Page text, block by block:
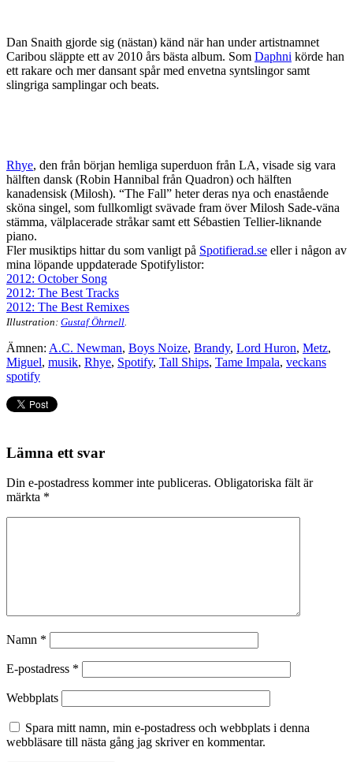
Dan Snaith gjorde sig (nästan) känd när han under artistnamnet
Caribou släppte ett av 2010 års bästa album. Som Daphni körde han
ett rakare och mer dansant spår med envetna syntslingor samt
slingriga samplingar och beats.
Rhye, den från början hemliga superduon från LA, visade sig vara
hälften dansk (Robin Hannibal från Quadron) och hälften
kanadensisk (Milosh). “The Fall” heter deras nya och enastående
sköna singel, som fullkomligt svävade fram över Milosh Sade-väna
stämma, välplacerade stråkar samt ett Sébastien Tellier-liknande
piano.
Fler musiktips hittar du som vanligt på Spotifierad.se eller i någon av
mina löpande uppdaterade Spotifylistor:
2012: October Song
2012: The Best Tracks
2012: The Best Remixes
Illustration: Gustaf Öhrnell
Ämnen: A.C. Newman, Boys Noize, Brandy, Lord Huron, Metz,
Miguel, musik, Rhye, Spotify, Tall Ships, Tame Impala, veckans
spotify
Lämna ett svar
Din e-postadress kommer inte publiceras. Obligatoriska fält är
märkta *
Namn *
E-postadress *
Webbplats
Spara mitt namn, min e-postadress och webbplats i denna
webbläsare till nästa gång jag skriver en kommentar.